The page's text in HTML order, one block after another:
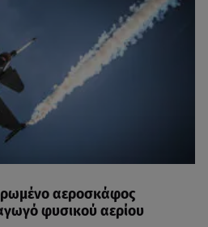
αεροσκάφος
φυσικού αερίου